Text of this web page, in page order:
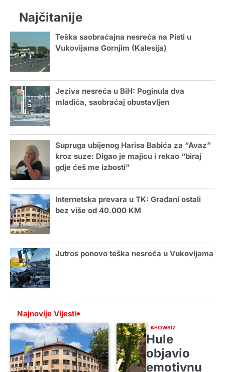
Najčitanije
Teška saobraćajna nesreća na Pisti u
Vukovijama Gornjim (Kalesija)
Jeziva nesreća u BiH: Poginula dva
mladića, saobraćaj obustavljen
Supruga ubijenog Harisa Babića za “Avaz”
kroz suze: Digao je majicu i rekao “biraj
gdje ćeš me izbosti”
Internetska prevara u TK: Građani ostali
bez više od 40.000 KM
Jutros ponovo teška nesreća u Vukovijama
Najnovije Vijesti
SHOWBIZ
Hule
objavio
emotivnu